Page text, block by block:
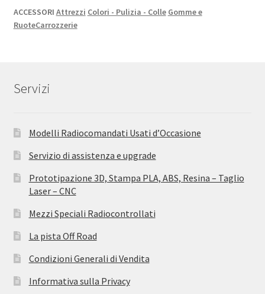
ACCESSORI Attrezzi Colori - Pulizia - Colle Gomme e
RuoteCarrozzerie
Servizi
Modelli Radiocomandati Usati d’Occasione
Servizio di assistenza e upgrade
Prototipazione 3D, Stampa PLA, ABS, Resina – Taglio
Laser – CNC
Mezzi Speciali Radiocontrollati
La pista Off Road
Condizioni Generali di Vendita
Informativa sulla Privacy